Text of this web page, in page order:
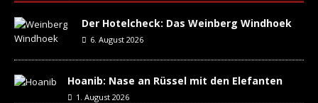
Der Hotelcheck: Das Weinberg Windhoek
6. August 2026
Hoanib: Nase an Rüssel mit den Elefanten
1. August 2026